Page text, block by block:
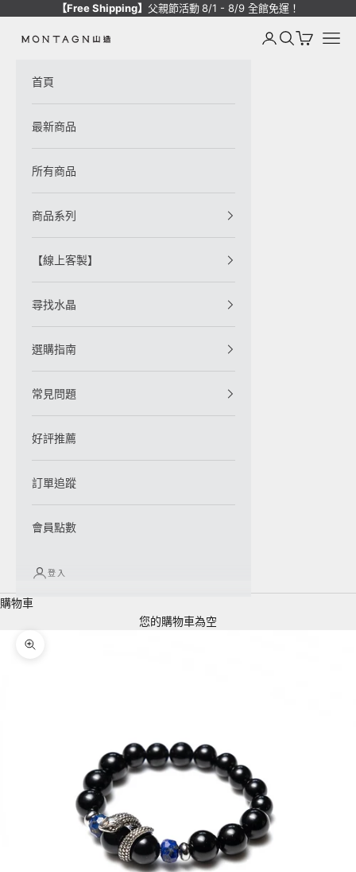
【Free Shipping】 父親節活動8/1 - 8/9 全館免運！
Montagne de Pierre 選單
登入搜尋購物車
首頁
最新商品
所有商品
商品系列
【線上客製】
尋找水晶
選購指南
常見問題
好評推薦
訂單追蹤
會員點數
登入
購物車
您的購物車為空
縮放